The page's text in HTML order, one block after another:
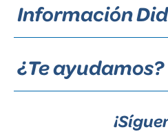
Información
¿Te ayudamos?